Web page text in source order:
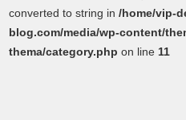
converted to string in/home/vip-
blog.com/media/wp-content/
thema/category.php on line 11